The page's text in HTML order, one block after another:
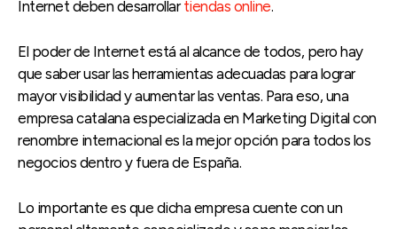
Internet deben desarrollartiendas online.
El poder de Internet está al alcance de todos, pero hay
que saber usar las herramientas adecuadas para lograr
mayor visibilidad y aumentar las ventas. Para eso, una
empresa catalana especializada en Marketing Digital con
renombre internacional es la mejor opción para todos los
negocios dentro y fuera de España.
Lo importante es que dicha empresa cuente con un